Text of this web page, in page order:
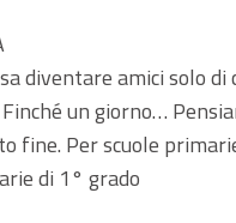
diventare amici solo di
un giorno…
fine. Per scuole
di 1° grado